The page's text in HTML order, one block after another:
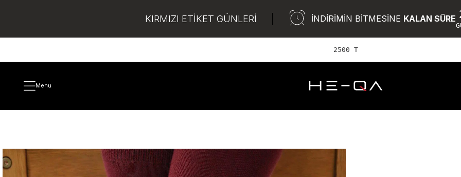
KIRMIZI ETİKET GÜNLERİ İNDİRİMİN BİTMESİNE KALAN SÜRE
2500 TL ve üze
Menu